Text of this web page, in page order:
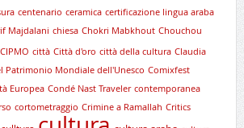
centenario ceramica certificazione lingua araba
Majdalani chiesa Chokri Mabkhout Chouchou
CIPMO città Città d'oro città della cultura Claudia
Patrimonio Mondiale dell'Unesco Comixfest
Europea Condé Nast Traveler contemporanea
cortometraggio Crimine a Ramallah Critics